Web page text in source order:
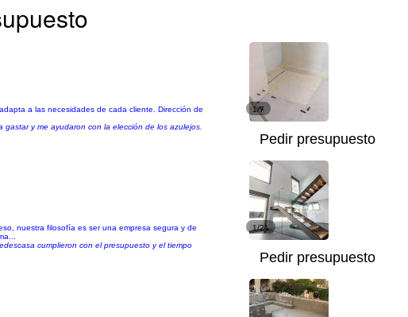
a las necesidades de cada cliente. Dirección de
y me ayudaron con la elección de los azulejos.
1/7
Pedir presupuesto
nuestra filosofía es ser una empresa segura y de
cumplieron con el presupuesto y el tiempo
1/21
Pedir presupuesto